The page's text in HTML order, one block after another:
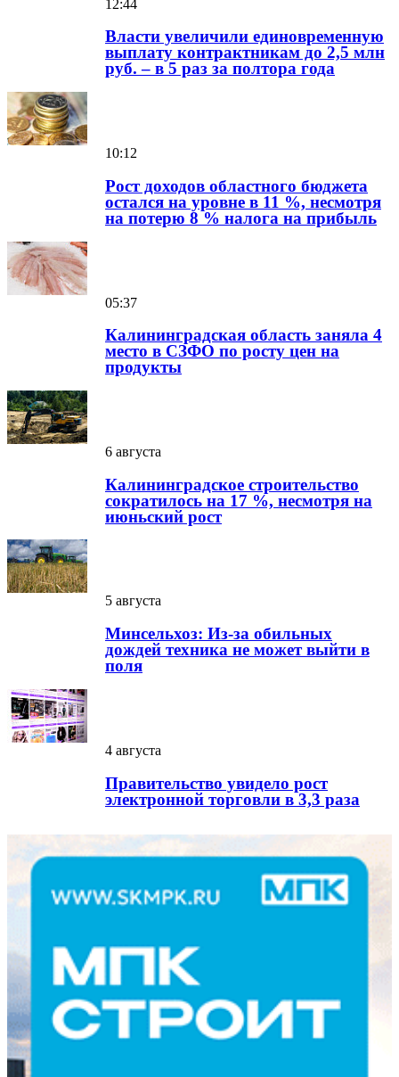
12:44
Власти увеличили единовременную
выплату контрактникам до 2,5 млн
руб. – в 5 раз за полтора года
10:12
Рост доходов областного бюджета
остался на уровне в 11 %, несмотря
на потерю 8 % налога на прибыль
05:37
Калининградская область заняла 4
место в СЗФО по росту цен на
продукты
6 августа
Калининградское строительство
сократилось на 17 %, несмотря на
июньский рост
5 августа
Минсельхоз: Из-за обильных
дождей техника не может выйти в
поля
4 августа
Правительство увидело рост
электронной торговли в 3,3 раза